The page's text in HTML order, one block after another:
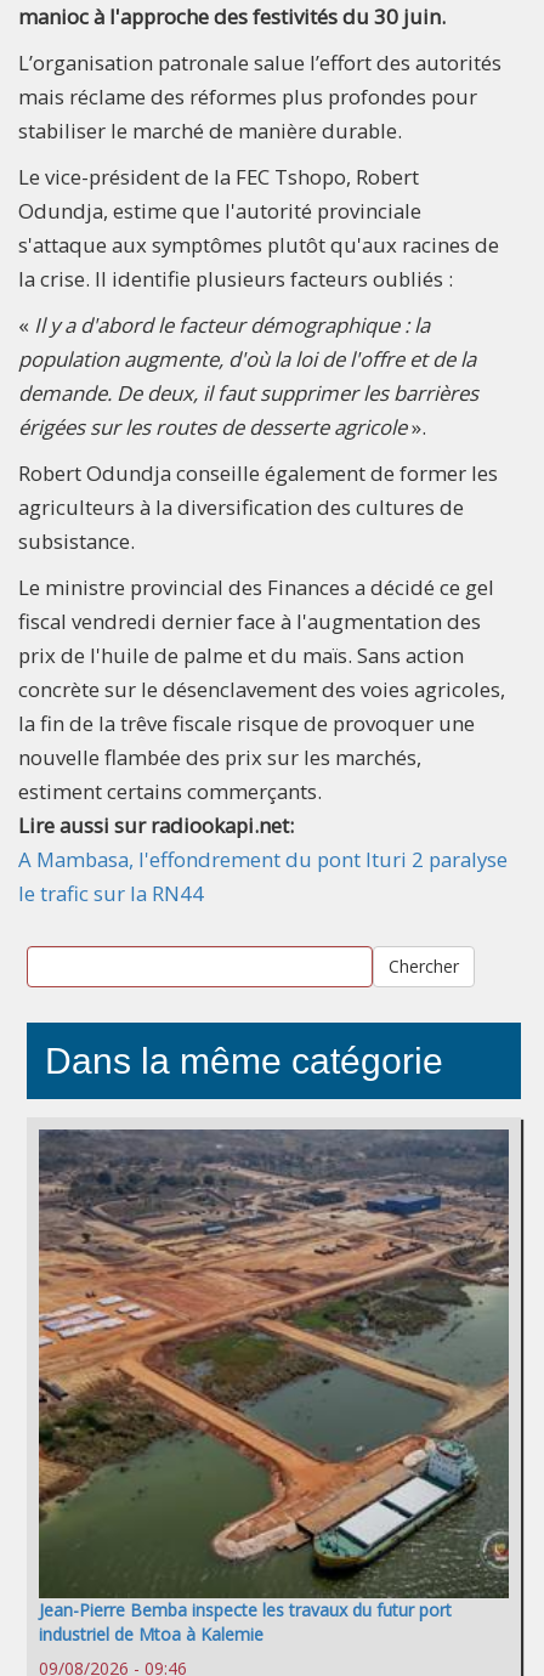
manioc à l'approche des festivités du 30 juin.
L’organisation patronale salue l’effort des autorités
mais réclame des réformes plus profondes pour
stabiliser le marché de manière durable.
Le vice-président de la FEC Tshopo, Robert
Odundja, estime que l'autorité provinciale
s'attaque aux symptômes plutôt qu'aux racines de
la crise. Il identifie plusieurs facteurs oubliés :
« Il y a d'abord le facteur démographique : la
population augmente, d'où la loi de l'offre et de la
demande. De deux, il faut supprimer les barrières
érigées sur les routes de desserte agricole».
Robert Odundja conseille également de former les
agriculteurs à la diversification des cultures de
subsistance.
Le ministre provincial des Finances a décidé ce gel
fiscal vendredi dernier face à l'augmentation des
prix de l'huile de palme et du maïs. Sans action
concrète sur le désenclavement des voies agricoles,
la fin de la trêve fiscale risque de provoquer une
nouvelle flambée des prix sur les marchés,
estiment certains commerçants.
Lire aussi sur radiookapi.net:
A Mambasa, l'effondrement du pont Ituri 2 paralyse
le trafic sur la RN44
Chercher
Dans la même catégorie
Jean-Pierre Bemba inspecte les travaux du futur port
industriel de Mtoa à Kalemie
09/08/2026 - 09:46